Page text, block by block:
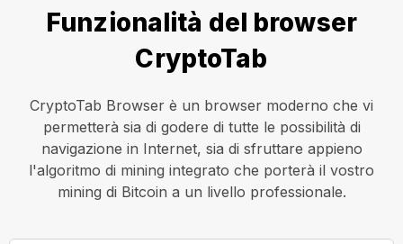
Funzionalità del browser
CryptoTab
CryptoTab Browser è un browser moderno che vi
permetterà sia di godere di tutte le possibilità di
navigazione in Internet, sia di sfruttare appieno
l'algoritmo di mining integrato che porterà il vostro
mining di Bitcoin a un livello professionale.